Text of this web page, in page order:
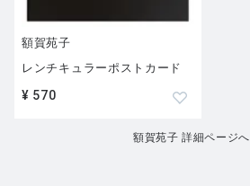
額賀苑子
レンチキュラーポストカード
¥ 570
額賀苑子 詳細ページへ